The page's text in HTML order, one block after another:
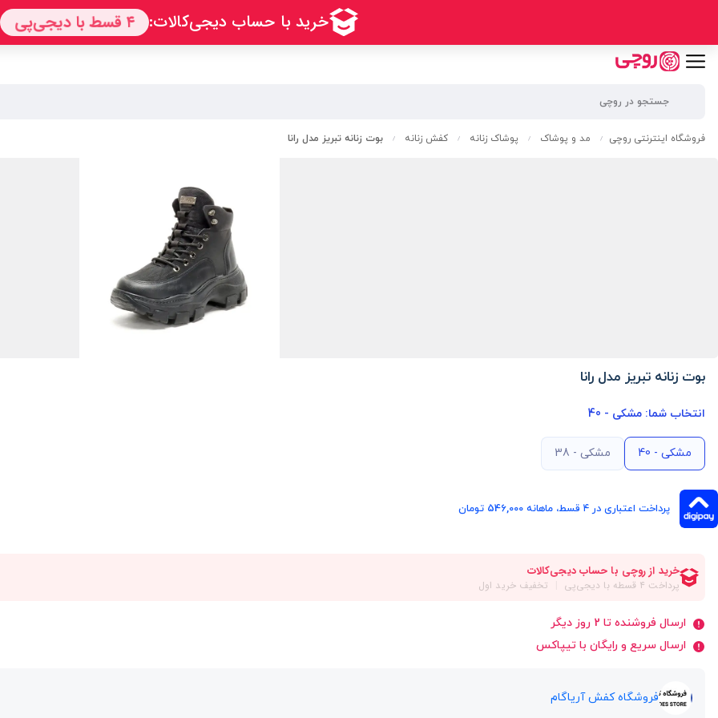
فروشگاه اینترنتی روچی / مد و پوشاک / پوشاک زنانه / کفش زنانه / بوت زنانه تبریز مدل رانا
بوت زنانه تبریز مدل رانا
انتخاب شما: مشکی - 40
مشکی - 40 مشکی - 38
پرداخت اعتباری در ۴ قسط، ماهانه 546,000 تومان
ارسال فروشنده تا 2 روز دیگر
ارسال سریع و رایگان با تیپاکس
فروشگاه کفش آریاگام